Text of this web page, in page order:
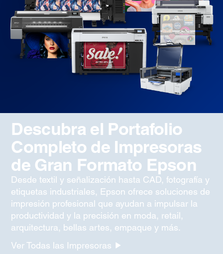
Descubra el Portafolio
Completo de Impresoras
de Gran Formato Epson
Desde textil y señalización hasta CAD, fotografía y
etiquetas industriales, Epson ofrece soluciones de
impresión profesional que ayudan a impulsar la
productividad y la precisión en moda, retail,
arquitectura, bellas artes, empaque y más.
Ver Todas las Impresoras